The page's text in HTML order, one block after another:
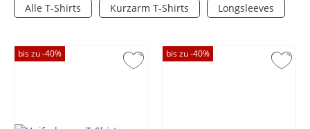
Alle T-Shirts Kurzarm T-Shirts Longsleeves
bis zu -40% bis zu -40%